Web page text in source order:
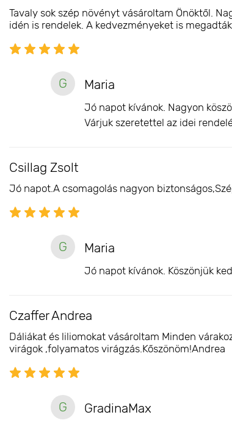
Tavaly sok szép növényt vásároltam Önöktől.
idén is rendelek. A kedvezményeket is
G Maria
Jó napot kívánok. Nagyon
Várjuk szeretettel az idei
Csillag Zsolt
Jó napot.A csomagolás nagyon
G Maria
Jó napot kívánok. Köszönjük
Czaffer Andrea
Dáliákat és liliomokat vásároltam Minden
virágok ,folyamatos virágzás.Kőszönöm!Andrea
G GradinaMax